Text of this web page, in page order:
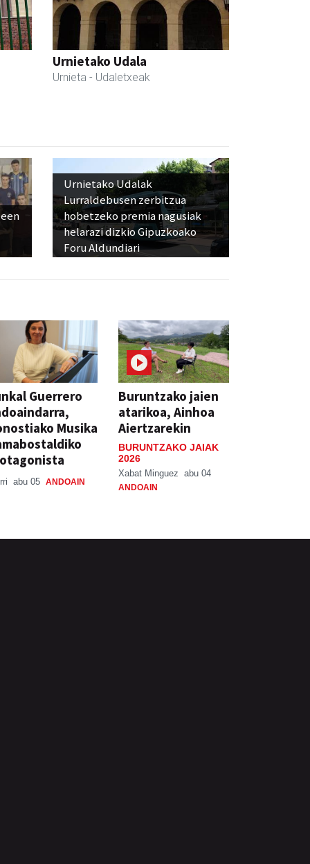
Urnietako Udala
Urnieta - Udaletxeak
Urnietako Udalak
Lurraldebusen zerbitzua
hobetzeko premia nagusiak
helarazi dizkio Gipuzkoako
Foru Aldundiari
Guerrero
Musika
abu 05 ANDOAIN
Buruntzako jaien
atarikoa, Ainhoa
Aiertzarekin
BURUNTZAKO JAIAK
2026
Xabat Minguez abu 04
ANDOAIN